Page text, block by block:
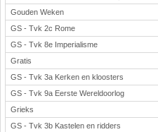
Gouden Weken
GS - Tvk 2c Rome
GS - Tvk 8e Imperialisme
Gratis
GS - Tvk 3a Kerken en kloosters
GS - Tvk 9a Eerste Wereldoorlog
Grieks
GS - Tvk 3b Kastelen en ridders